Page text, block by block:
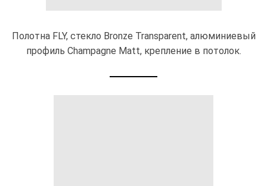
Полотна FLY, стекло Bronze Transparent, алюминиевый
профиль Champagne Matt, крепление в потолок.